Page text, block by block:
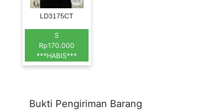
LD3175CT
S
Rp170.000
***HABIS***
Bukti Pengiriman Barang